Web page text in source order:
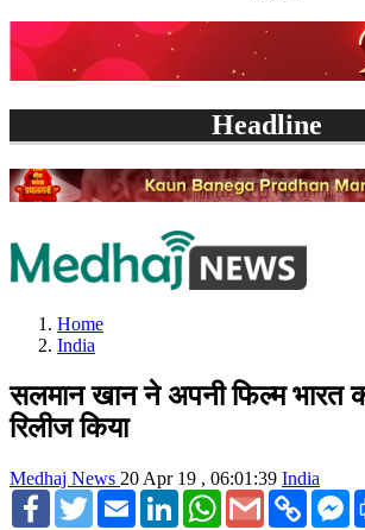
Headline
Home
India
सलमान खान ने अपनी फिल्म भारत
रिलीज किया
Medhaj News 20 Apr 19 , 06:01:39 India
Facebook
TwitterEmail LinkedInWhatsApp
Gmail Copy
Link